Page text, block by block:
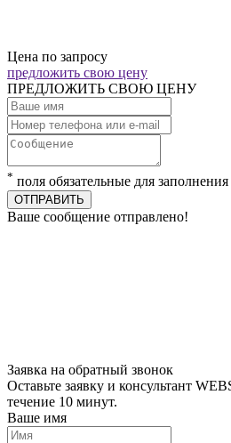
Цена по запросу
предложить свою цену
ПРЕДЛОЖИТЬ СВОЮ ЦЕНУ
* поля обязательные для заполнения
ОТПРАВИТЬ
Ваше сообщение отправлено!
Заявка на обратный звонок
Оставьте заявку и консультант
течение 10 минут.
Ваше имя